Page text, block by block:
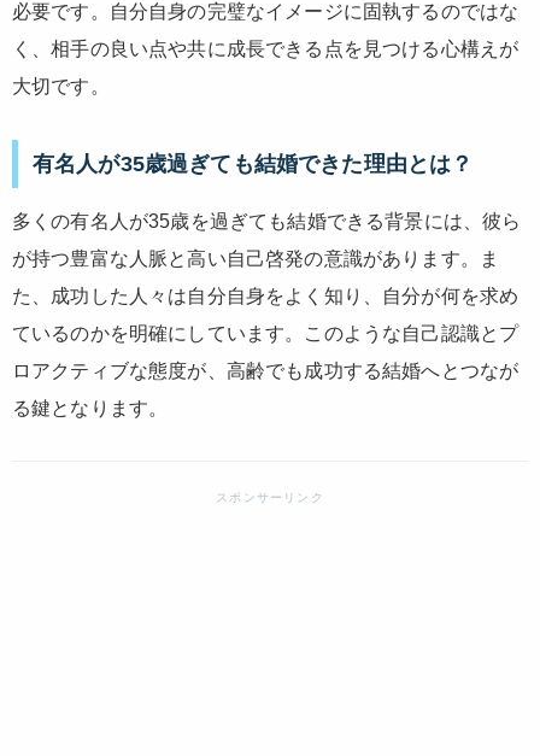
必要です。自分自身の完璧なイメージに固執するのではな
く、相手の良い点や共に成長できる点を見つける心構えが
大切です。
有名人が35歳過ぎても結婚できた理由とは？
多くの有名人が35歳を過ぎても結婚できる背景には、彼ら
が持つ豊富な人脈と高い自己啓発の意識があります。ま
た、成功した人々は自分自身をよく知り、自分が何を求め
ているのかを明確にしています。このような自己認識とプ
ロアクティブな態度が、高齢でも成功する結婚へとつなが
る鍵となります。